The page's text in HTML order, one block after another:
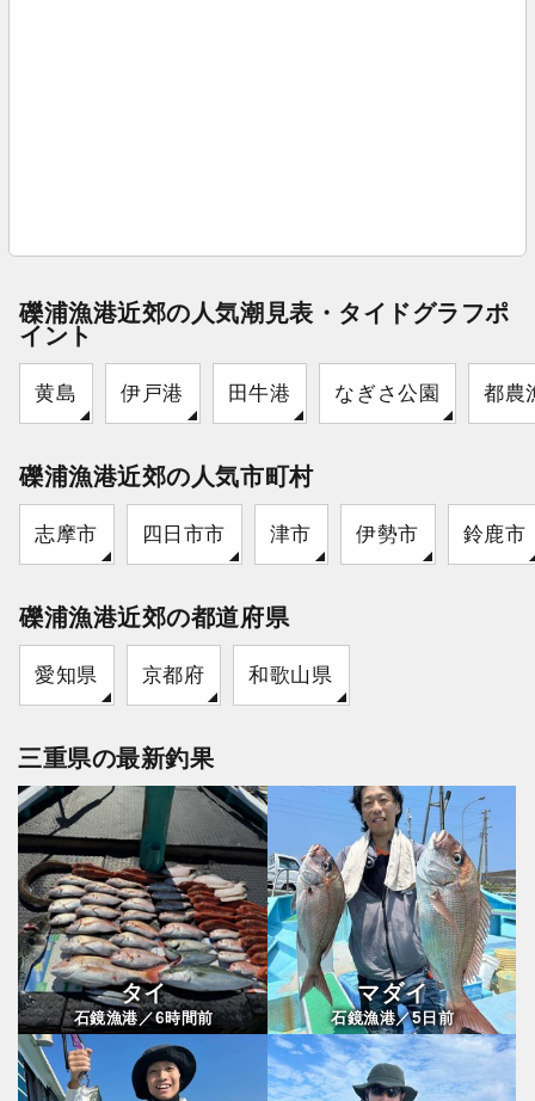
礫浦漁港近郊の人気潮見表・タイドグラフポ
イント
黄島 伊戸港 田牛港 なぎさ公園 都農
礫浦漁港近郊の人気市町村
志摩市 四日市市 津市 伊勢市 鈴鹿市
礫浦漁港近郊の都道府県
愛知県 京都府 和歌山県
三重県の最新釣果
タイ
石鏡漁港／6時間前
マダイ
石鏡漁港／5 日前